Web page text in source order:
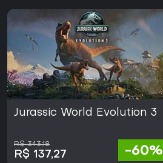
Jurassic World Evolution 3
R$ 343,18
R$ 137,27 -60%